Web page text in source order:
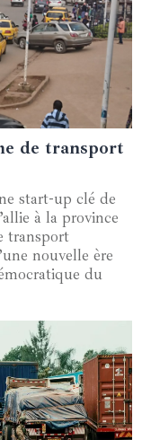
de transport
start-up clé de
à la province
transport
nouvelle ère
du